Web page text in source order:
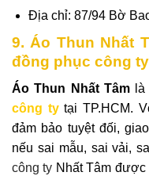
Địa chỉ: 87/94 Bờ
9. Áo Thun Nhất
đồng phục công
Áo Thun Nhất Tâm
công tytại TP.HCM.
đảm bảo tuyệt đối,
nếu sai mẫu, sai vải,
công ty Nhất Tâm được